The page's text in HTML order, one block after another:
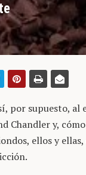
por supuesto, al
Chandler y,
ellos y